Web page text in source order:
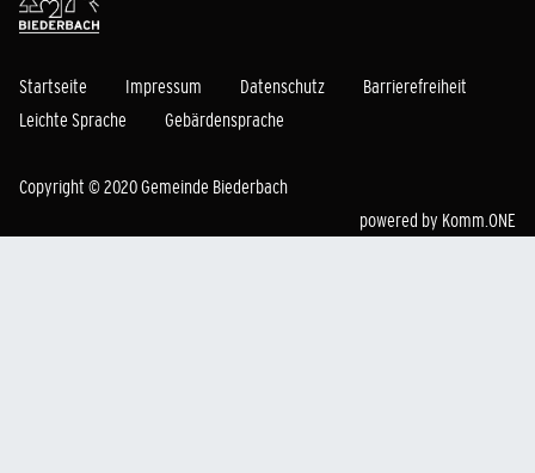
Startseite Impressum Datenschutz
Barrierefreiheit
Leichte Sprache
Gebärdensprache
Copyright © 2020 Gemeinde Biederbach
powered by Komm.ONE